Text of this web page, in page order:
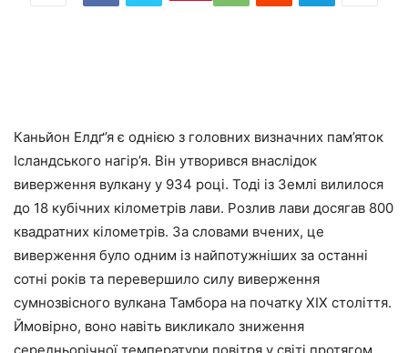
Каньйон Елдґ’я є однією з головних визначних пам’яток
Ісландського нагір’я. Він утворився внаслідок
виверження вулкану у 934 році. Тоді із Землі вилилося
до 18 кубічних кілометрів лави. Розлив лави досягав 800
квадратних кілометрів. За словами вчених, це
виверження було одним із найпотужніших за останні
сотні років та перевершило силу виверження
сумнозвісного вулкана Тамбора на початку XIX століття.
Ймовірно, воно навіть викликало зниження